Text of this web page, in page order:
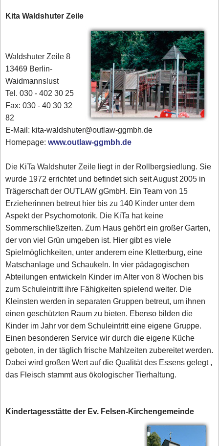
Kita Waldshuter Zeile
Waldshuter Zeile 8
13469 Berlin-
Waidmannslust
Tel. 030 - 402 30 25
Fax: 030 - 40 30 32
82
E-Mail: kita-waldshuter@outlaw-ggmbh.de
Homepage:www.outlaw-ggmbh.de
Die KiTa Waldshuter Zeile liegt in der Rollbergsiedlung. Sie
wurde 1972 errichtet und befindet sich seit August 2005 in
Trägerschaft der OUTLAW gGmbH. Ein Team von 15
Erzieherinnen betreut hier bis zu 140 Kinder unter dem
Aspekt der Psychomotorik. Die KiTa hat keine
Sommerschließzeiten. Zum Haus gehört ein großer Garten,
der von viel Grün umgeben ist. Hier gibt es viele
Spielmöglichkeiten, unter anderem eine Kletterburg, eine
Matschanlage und Schaukeln. In vier pädagogischen
Abteilungen entwickeln Kinder im Alter von 8 Wochen bis
zum Schuleintritt ihre Fähigkeiten spielend weiter. Die
Kleinsten werden in separaten Gruppen betreut, um ihnen
einen geschützten Raum zu bieten. Ebenso bilden die
Kinder im Jahr vor dem Schuleintritt eine eigene Gruppe.
Einen besonderen Service wir durch die eigene Küche
geboten, in der täglich frische Mahlzeiten zubereitet werden.
Dabei wird großen Wert auf die Qualität des Essens gelegt ,
das Fleisch stammt aus ökologischer Tierhaltung.
Kindertagesstätte der Ev. Felsen-Kirchengemeinde